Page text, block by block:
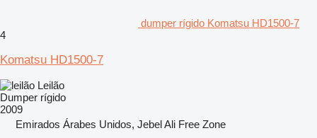
dumper rígido Komatsu HD1500-7
4
Komatsu HD1500-7
Leilão
Dumper rígido
2009
Emirados Árabes Unidos, Jebel Ali Free Zone